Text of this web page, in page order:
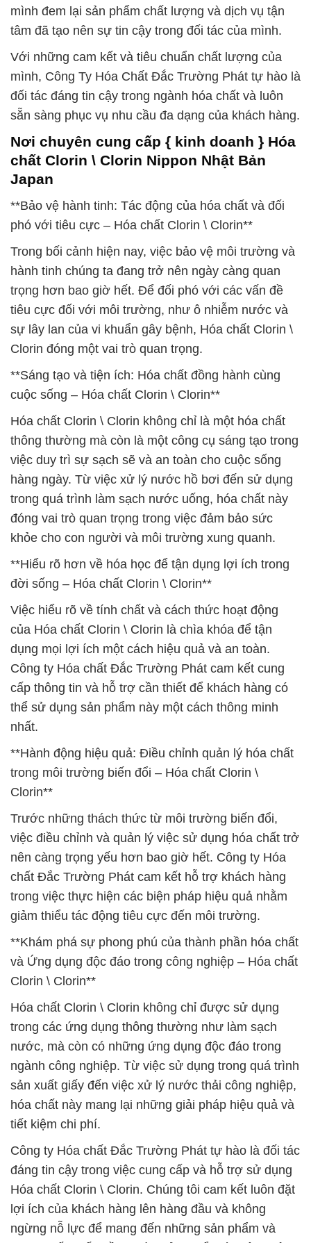
mình đem lại sản phẩm chất lượng và dịch vụ tận
tâm đã tạo nên sự tin cậy trong đối tác của mình.
Với những cam kết và tiêu chuẩn chất lượng của
mình, Công Ty Hóa Chất Đắc Trường Phát tự hào là
đối tác đáng tin cậy trong ngành hóa chất và luôn
sẵn sàng phục vụ nhu cầu đa dạng của khách hàng.
Nơi chuyên cung cấp { kinh doanh } Hóa
chất Clorin \ Clorin Nippon Nhật Bản
Japan
**Bảo vệ hành tinh: Tác động của hóa chất và đối
phó với tiêu cực – Hóa chất Clorin \ Clorin**
Trong bối cảnh hiện nay, việc bảo vệ môi trường và
hành tinh chúng ta đang trở nên ngày càng quan
trọng hơn bao giờ hết. Để đối phó với các vấn đề
tiêu cực đối với môi trường, như ô nhiễm nước và
sự lây lan của vi khuẩn gây bệnh, Hóa chất Clorin \
Clorin đóng một vai trò quan trọng.
**Sáng tạo và tiện ích: Hóa chất đồng hành cùng
cuộc sống – Hóa chất Clorin \ Clorin**
Hóa chất Clorin \ Clorin không chỉ là một hóa chất
thông thường mà còn là một công cụ sáng tạo trong
việc duy trì sự sạch sẽ và an toàn cho cuộc sống
hàng ngày. Từ việc xử lý nước hồ bơi đến sử dụng
trong quá trình làm sạch nước uống, hóa chất này
đóng vai trò quan trọng trong việc đảm bảo sức
khỏe cho con người và môi trường xung quanh.
**Hiểu rõ hơn về hóa học để tận dụng lợi ích trong
đời sống – Hóa chất Clorin \ Clorin**
Việc hiểu rõ về tính chất và cách thức hoạt động
của Hóa chất Clorin \ Clorin là chìa khóa để tận
dụng mọi lợi ích một cách hiệu quả và an toàn.
Công ty Hóa chất Đắc Trường Phát cam kết cung
cấp thông tin và hỗ trợ cần thiết để khách hàng có
thể sử dụng sản phẩm này một cách thông minh
nhất.
**Hành động hiệu quả: Điều chỉnh quản lý hóa chất
trong môi trường biến đổi – Hóa chất Clorin \
Clorin**
Trước những thách thức từ môi trường biến đổi,
việc điều chỉnh và quản lý việc sử dụng hóa chất trở
nên càng trọng yếu hơn bao giờ hết. Công ty Hóa
chất Đắc Trường Phát cam kết hỗ trợ khách hàng
trong việc thực hiện các biện pháp hiệu quả nhằm
giảm thiểu tác động tiêu cực đến môi trường.
**Khám phá sự phong phú của thành phần hóa chất
và Ứng dụng độc đáo trong công nghiệp – Hóa chất
Clorin \ Clorin**
Hóa chất Clorin \ Clorin không chỉ được sử dụng
trong các ứng dụng thông thường như làm sạch
nước, mà còn có những ứng dụng độc đáo trong
ngành công nghiệp. Từ việc sử dụng trong quá trình
sản xuất giấy đến việc xử lý nước thải công nghiệp,
hóa chất này mang lại những giải pháp hiệu quả và
tiết kiệm chi phí.
Công ty Hóa chất Đắc Trường Phát tự hào là đối tác
đáng tin cậy trong việc cung cấp và hỗ trợ sử dụng
Hóa chất Clorin \ Clorin. Chúng tôi cam kết luôn đặt
lợi ích của khách hàng lên hàng đầu và không
ngừng nỗ lực để mang đến những sản phẩm và